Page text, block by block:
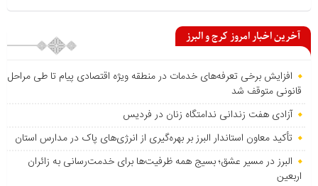
آخرین اخبار امروز کرج و البرز
افزایش برخی تعرفه‌های خدمات در منطقه ویژه اقتصادی پیام تا طی مراحل
قانونی متوقف شد
آزادی هفت زندانی ندامتگاه زنان در فردیس
تأکید معاون استاندار البرز بر بهره‌گیری از انرژی‌های پاک در مدارس استان
البرز در مسیر عشق؛ بسیج همه ظرفیت‌ها برای خدمت‌رسانی به زائران
اربعین